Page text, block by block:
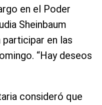
en el Poder
Sheinbaum
en las
“Hay deseos
consideró que